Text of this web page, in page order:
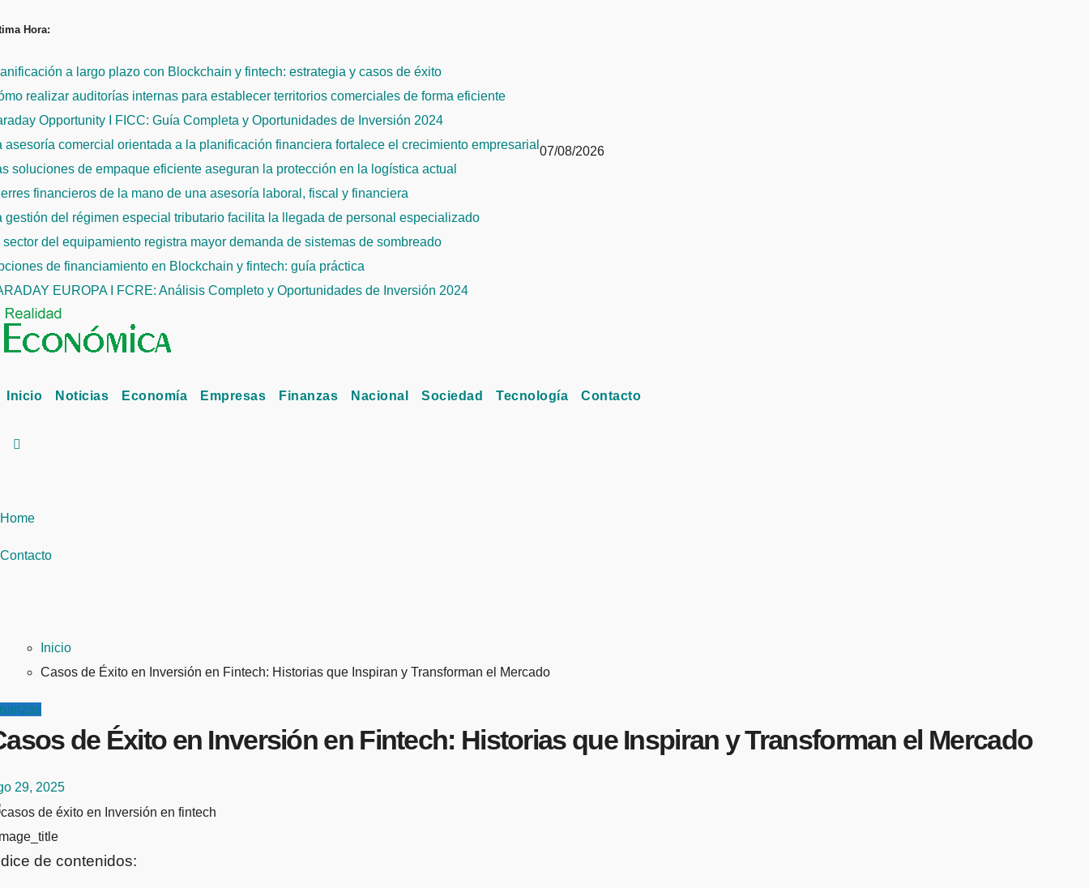
al
Hora:
a largo plazo con Blockchain y fintech: estrategia y casos de éxito
realizar auditorías internas para establecer territorios comerciales de forma eficiente
Opportunity I FICC: Guía Completa y Oportunidades de Inversión 2024
asesoría comercial orientada a la planificación financiera fortalece el crecimiento empresarial
soluciones de empaque eficiente aseguran la protección en la logística actual
financieros de la mano de una asesoría laboral, fiscal y financiera
gestión del régimen especial tributario facilita la llegada de personal especializado
sector del equipamiento registra mayor demanda de sistemas de sombreado
de financiamiento en Blockchain y fintech: guía práctica
EUROPA I FCRE: Análisis Completo y Oportunidades de Inversión 2024
07/08/2026
Inicio Noticias Economía Empresas Finanzas Nacional Sociedad Tecnología Contacto
Home
Contacto
Inicio
Casos de Éxito en Inversión en Fintech: Historias que Inspiran y Transforman el Mercado
de Éxito en Inversión en Fintech: Historias que Inspiran y Transforman el Mercado
29, 2025
de contenidos: